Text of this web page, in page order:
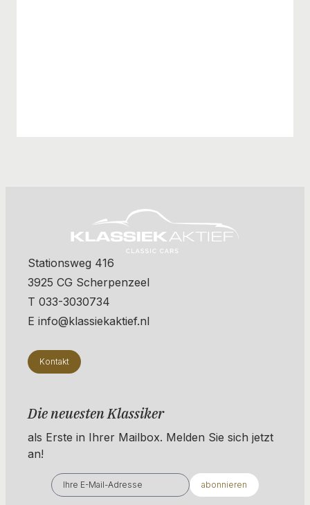
Stationsweg 416
3925 CG Scherpenzeel
T 033-3030734
E info@klassiekaktief.nl
Kontakt
Die neuesten Klassiker
als Erste in Ihrer Mailbox. ​​​​​​Melden Sie sich jetzt
an!
abonnieren